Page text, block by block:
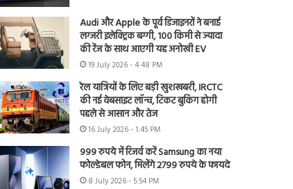
Audi और Apple के पूर्व डिजाइनरों ने बनाई
लग्जरी इलेक्ट्रिक बग्गी, 100 किमी से ज्यादा
की रेंज के साथ आएगी यह अनोखी EV
19 July 2026 - 4:48 PM
रेल यात्रियों के लिए बड़ी खुशखबरी, IRCTC
की नई वेबसाइट लॉन्च, टिकट बुकिंग होगी
पहले से आसान और तेज
16 July 2026 - 1:45 PM
999 रुपये में रिजर्व करें Samsung का नया
फोल्डेबल फोन, मिलेंगे 2799 रुपये के फायदे
8 July 2026 - 5:54 PM